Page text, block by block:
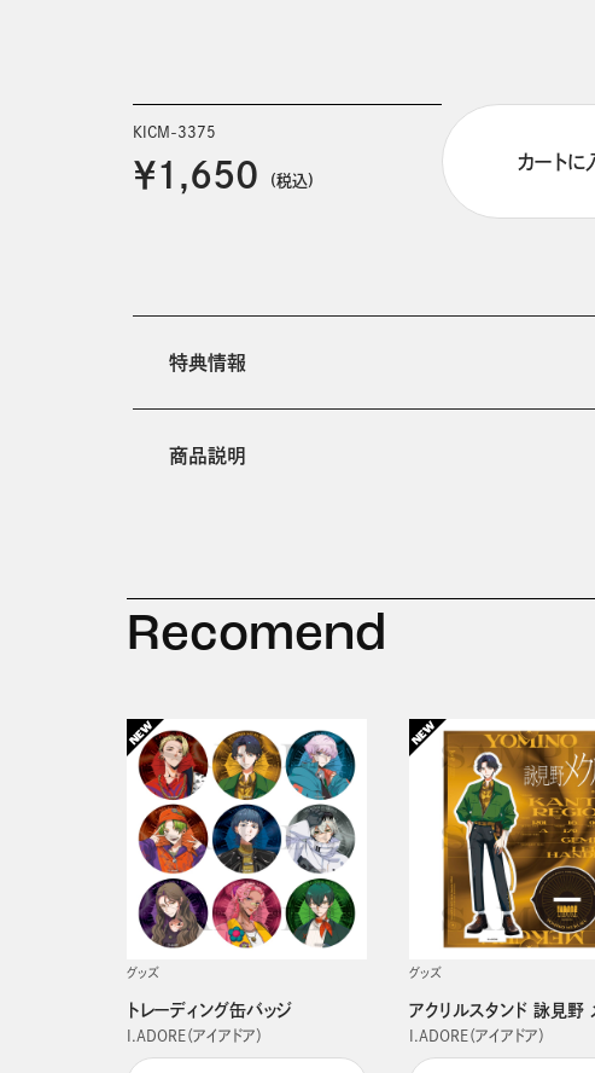
KICM-3375
￥1,650 (税込)
カートに
特典情報
商品説明
Recomend
グッズ
トレーディング缶バッジ
I.ADORE（アイアドア）
グッズ
アクリルスタンド 詠見野
I.ADORE（アイアドア）